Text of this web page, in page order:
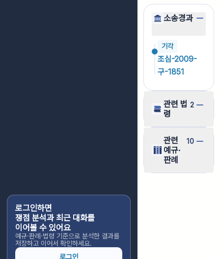
로그인하면
쟁점 분석과 최근 대화를
이어볼 수 있어요
예규·판례·법령 기준으로 분석한 결과를
저장하고 이어서 확인하세요.
로그인
소송경과
기각
조심-2009-
구-1851
관련 법
령
2
관련
예규·
판례
10